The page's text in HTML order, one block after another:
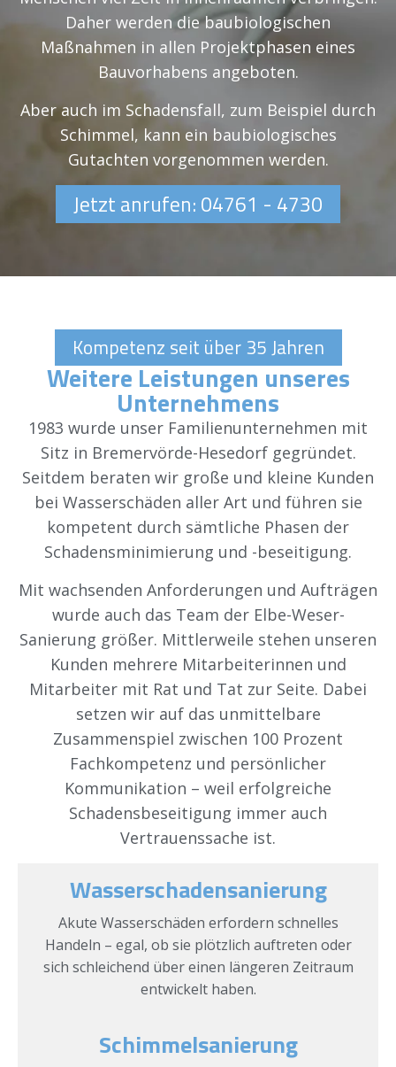
Daher werden die baubiologischen
Maßnahmen in allen Projektphasen eines
Bauvorhabens angeboten.
Aber auch im Schadensfall, zum Beispiel durch
Schimmel, kann ein baubiologisches
Gutachten vorgenommen werden.
Jetzt anrufen: 04761 - 4730
Kompetenz seit über 35 Jahren
Weitere Leistungen unseres
Unternehmens
1983 wurde unser Familienunternehmen mit
Sitz in Bremervörde-Hesedorf gegründet.
Seitdem beraten wir große und kleine Kunden
bei Wasserschäden aller Art und führen sie
kompetent durch sämtliche Phasen der
Schadensminimierung und -beseitigung.
Mit wachsenden Anforderungen und Aufträgen
wurde auch das Team der Elbe-Weser-
Sanierung größer. Mittlerweile stehen unseren
Kunden mehrere Mitarbeiterinnen und
Mitarbeiter mit Rat und Tat zur Seite. Dabei
setzen wir auf das unmittelbare
Zusammenspiel zwischen 100 Prozent
Fachkompetenz und persönlicher
Kommunikation – weil erfolgreiche
Schadensbeseitigung immer auch
Vertrauenssache ist.
Wasserschadensanierung
Akute Wasserschäden erfordern schnelles
Handeln – egal, ob sie plötzlich auftreten oder
sich schleichend über einen längeren Zeitraum
entwickelt haben.
Schimmelsanierung